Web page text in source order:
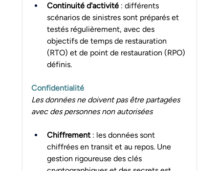
Continuité d'activité : différents
scénarios de sinistres sont préparés et
testés régulièrement, avec des
objectifs de temps de restauration
(RTO) et de point de restauration (RPO)
définis.
Confidentialité
Les données ne doivent pas être partagées
avec des personnes non autorisées
Chiffrement : les données sont
chiffrées en transit et au repos. Une
gestion rigoureuse des clés